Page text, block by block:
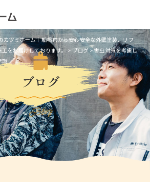
カツミホーム｜船橋市から安心安全な外壁塗装、リフ
をお届けしております。>ブログ>害虫対策を考慮し
識
ブログ
Blog